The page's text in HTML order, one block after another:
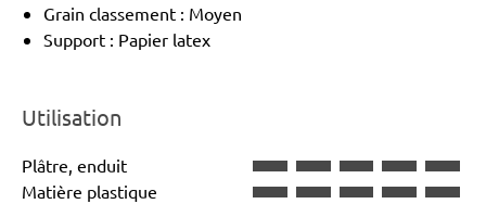
Grain classement : Moyen
Support : Papier latex
Utilisation
Plâtre, enduit
Matière plastique